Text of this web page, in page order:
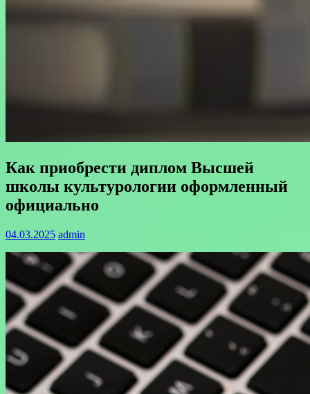
Как приобрести диплом Высшей
школы культурологии оформленный
официально
04.03.2025 admin